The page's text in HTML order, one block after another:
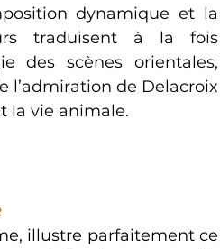
dynamique et la
traduisent à la fois
des scènes orientales,
l’admiration de Delacroix
la vie animale.
illustre parfaitement ce